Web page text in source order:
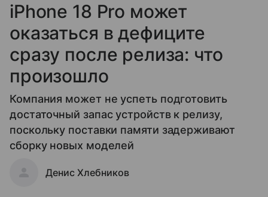
iPhone 18 Pro может
оказаться в дефиците
сразу после релиза: что
произошло
Компания может не успеть подготовить
достаточный запас устройств к релизу,
поскольку поставки памяти задерживают
сборку новых моделей
Денис Хлебников